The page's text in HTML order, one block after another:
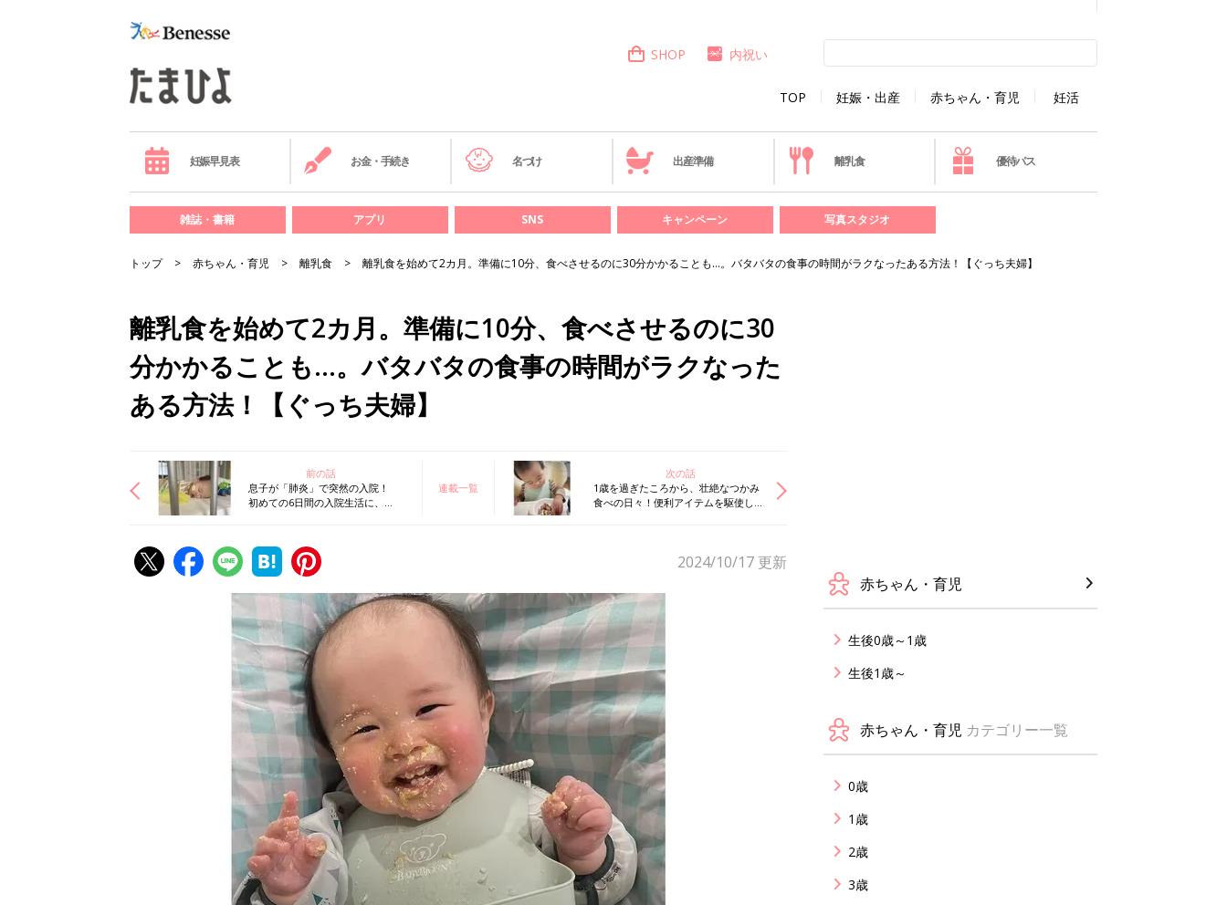
TOP 妊娠・出産 赤ちゃん・育児 妊活
SHOP 内祝い
妊娠早見表 お金・手続き 名づけ 出産準備 離乳食 優待パス
雑誌・書籍 アプリ SNS キャンペーン 写真スタジオ
トップ 赤ちゃん・育児 離乳食 離乳食を始めて2カ月。準備に10分、食べさせるのに30分かかることも…。バタバタの食事の時間がラクなったある方法！【ぐっち夫婦】
離乳食を始めて2カ月。準備に10分、食べさせるのに30
分かかることも…。バタバタの食事の時間がラクなった
ある方法！【ぐっち夫婦】
前の話
息子が「肺炎」で突然の入院！
初めての6日間の入院生活に、母
連載一覧
次の話
1歳を過ぎたころから、壮絶なつかみ
食べの日々！便利アイテムを駆使しな
2024/10/17 更新
赤ちゃん・育児
生後0歳～1歳
生後1歳～
赤ちゃん・育児 カテゴリー一覧
0歳
1歳
2歳
3歳